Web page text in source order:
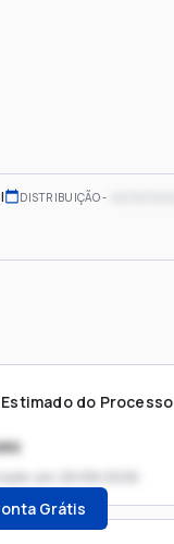
DISTRIBUIÇÃO
do Processo
em
Grátis